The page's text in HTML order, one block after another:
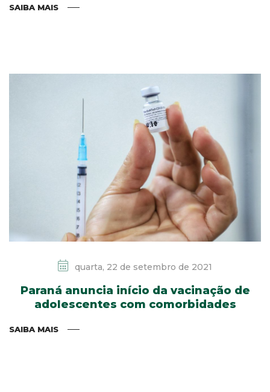
SAIBA MAIS
quarta, 22 de setembro de 2021
Paraná anuncia início da vacinação de
adolescentes com comorbidades
SAIBA MAIS